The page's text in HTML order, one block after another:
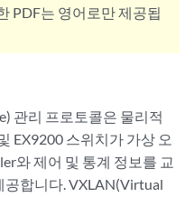
PDF는 영어로만 제공됩
관리 프로토콜은 물리적
EX9200 스위치가 가상 오
와 제어 및 통계 정보를 교
공합니다. VXLAN(Virtual